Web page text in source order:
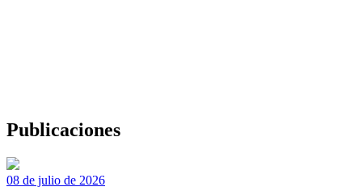
Publicaciones
08 de julio de 2026